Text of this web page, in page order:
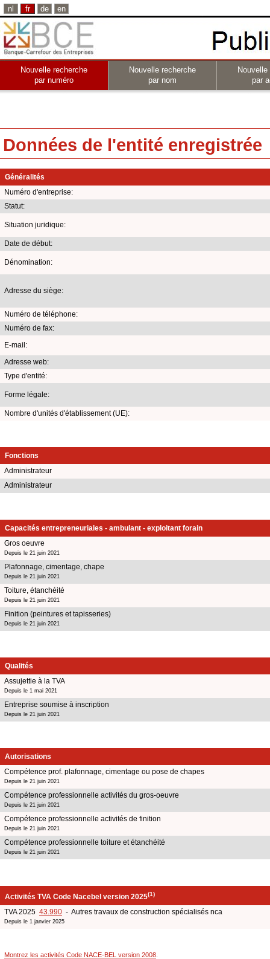
nl fr de en
Nouvelle recherche
par numéro
Nouvelle recherche
par nom
par
Données de l'entité enregistrée
Généralités
Numéro d'entreprise:
Statut:
Situation juridique:
Date de début:
Dénomination:
Adresse du siège:
Numéro de téléphone:
Numéro de fax:
E-mail:
Adresse web:
Type d'entité:
Forme légale:
Nombre d'unités d'établissement (UE):
Fonctions
Administrateur
Administrateur
Capacités entrepreneuriales - ambulant - exploitant forain
Gros oeuvre
Depuis le 21 juin 2021
Plafonnage, cimentage, chape
Depuis le 21 juin 2021
Toiture, étanchéité
Depuis le 21 juin 2021
Finition (peintures et tapisseries)
Depuis le 21 juin 2021
Qualités
Assujettie à la TVA
Depuis le 1 mai 2021
Entreprise soumise à inscription
Depuis le 21 juin 2021
Autorisations
Compétence prof. plafonnage, cimentage ou pose de chapes
Depuis le 21 juin 2021
Compétence professionnelle activités du gros-oeuvre
Depuis le 21 juin 2021
Compétence professionnelle activités de finition
Depuis le 21 juin 2021
Compétence professionnelle toiture et étanchéité
Depuis le 21 juin 2021
Activités TVA Code Nacebel version 2025(1)
TVA 2025 43.990 - Autres travaux de construction spécialisés nca
Depuis le 1 janvier 2025
Montrez les activités Code NACE-BEL version 2008